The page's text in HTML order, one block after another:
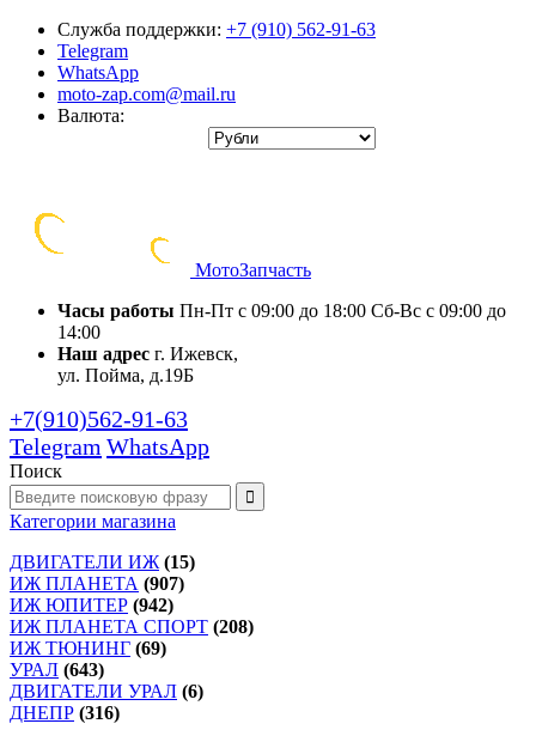
Служба поддержки: +7 (910) 562-91-63
Telegram
WhatsApp
moto-zap.com@mail.ru
Валюта:
МотоЗапчасть
Часы работы Пн-Пт с 09:00 до 18:00 Сб-Вс с 09:00 до
14:00
Наш адрес г. Ижевск,
ул. Пойма, д.19Б
+7(910)562-91-63
Telegram WhatsApp
Поиск
Категории магазина
ДВИГАТЕЛИ ИЖ (15)
ИЖ ПЛАНЕТА (907)
ИЖ ЮПИТЕР (942)
ИЖ ПЛАНЕТА СПОРТ (208)
ИЖ ТЮНИНГ (69)
УРАЛ (643)
ДВИГАТЕЛИ УРАЛ (6)
ДНЕПР (316)